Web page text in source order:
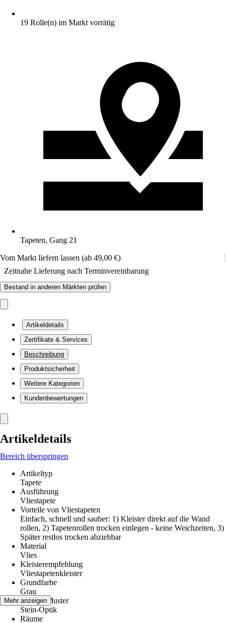
19 Rolle(n) im Markt vorrätig
Tapeten, Gang 21
Vom Markt liefern lassen (ab 49,00 €)
Zeitnahe Lieferung nach Terminvereinbarung
Bestand in anderen Märkten prüfen
Artikeldetails
Zertifikate & Services
Beschreibung
Produktsicherheit
Weitere Kategorien
Kundenbewertungen
Artikeldetails
Bereich überspringen
Artikeltyp
Tapete
Ausführung
Vliestapete
Vorteile von Vliestapeten
Einfach, schnell und sauber: 1) Kleister direkt auf die Wand
rollen, 2) Tapetenrollen trocken einlegen - keine Weichzeiten, 3)
Später restlos trocken abziehbar
Material
Vlies
Kleisterempfehlung
Vliestapetenkleister
Grundfarbe
Grau
Dekor / Muster
Stein-Optik
Räume
Mehr anzeigen